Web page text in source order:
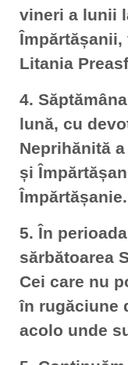
vineri a lunii
Împărtășanii,
Litania
4.
lună, cu
Neprihănită
și
Împărtășanie.
5. În
sărbătoarea
Cei care nu
în rugăciune
acolo unde